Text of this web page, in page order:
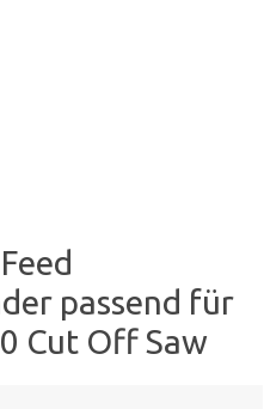
passend für
Cut Off Saw